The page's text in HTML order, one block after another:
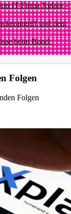
IT-Firma Xplain –
und dem
beim Bund:
Folgen
Folgen